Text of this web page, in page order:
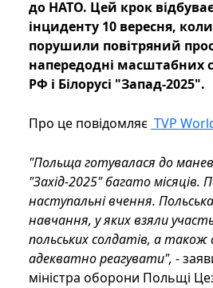
до НАТО. Цей крок
інциденту 10 вересня,
порушили повітряний
напередодні масштабних
РФ і Білорусі "Запад-2025".
Про це повідомляє TVP
"Польща готувалася до
"Захід-2025" багато
наступальні вчення.
навчання, у яких взяли
польських солдатів, а
адекватно реагувати", -
міністра оборони Польщі